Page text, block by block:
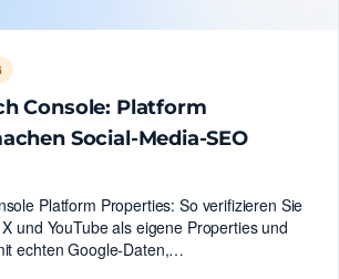
Console: Platform
Social-Media-SEO
Platform Properties: So verifizieren Sie
und YouTube als eigene Properties und
echten Google-Daten,…